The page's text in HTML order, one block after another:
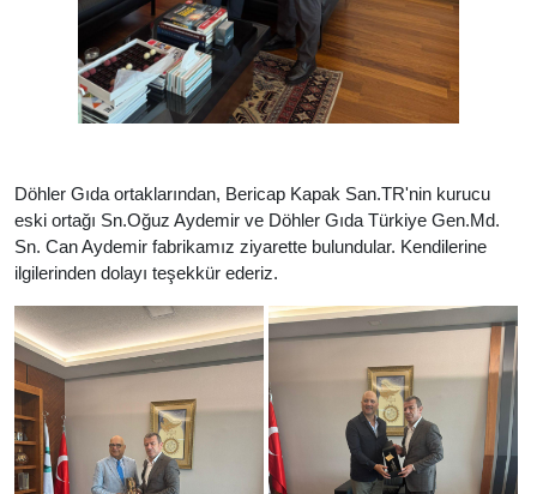
Döhler Gıda ortaklarından, Bericap Kapak San.TR'nin kurucu
eski ortağı Sn.Oğuz Aydemir ve Döhler Gıda Türkiye Gen.Md.
Sn. Can Aydemir fabrikamız ziyarette bulundular. Kendilerine
ilgilerinden dolayı teşekkür ederiz.